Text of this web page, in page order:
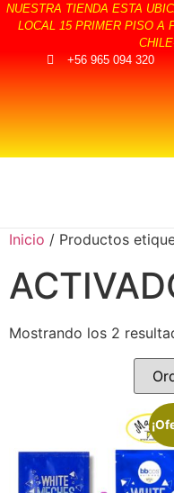
NUESTRA TIENDA ESTA
LOCAL 15 PRIMER PISO A
+56 965 094 320
Inicio / Productos
Mostrando los 2